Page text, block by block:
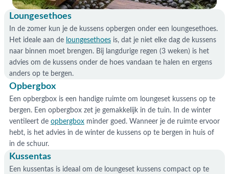
Loungesethoes
In de zomer kun je de kussens opbergen onder een loungesethoes.
Het ideale aan de loungesethoes is, dat je niet elke dag de kussens
naar binnen moet brengen. Bij langdurige regen (3 weken) is het
advies om de kussens onder de hoes vandaan te halen en ergens
anders op te bergen.
Opbergbox
Een opbergbox is een handige ruimte om loungeset kussens op te
bergen. Een opbergbox zet je gemakkelijk in de tuin. In de winter
ventileert de opbergbox minder goed. Wanneer je de ruimte ervoor
hebt, is het advies in de winter de kussens op te bergen in huis of
in de schuur.
Kussentas
Een kussentas is ideaal om de loungeset kussens compact op te